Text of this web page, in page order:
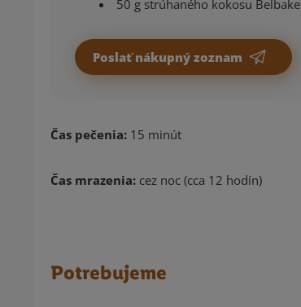
50 g strúhaného kokosu Belbake
Poslať nákupný zoznam
Čas pečenia: 15 minút
Čas mrazenia: cez noc (cca 12 hodín)
Potrebujeme